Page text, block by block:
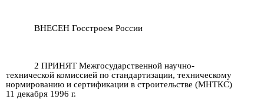
ВНЕСЕН Госстроем России
2 ПРИНЯТ Межгосударственной научно-
технической комиссией по стандартизации, техническому
нормированию и сертификации в строительстве (МНТКС)
11 декабря 1996 г.